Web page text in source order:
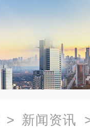
> 新闻资讯